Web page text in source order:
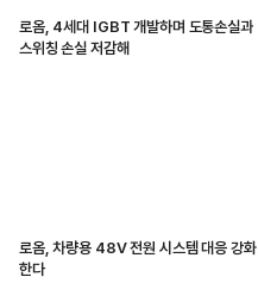
로옴, 4세대 IGBT 개발하며 도통손실과
스위칭 손실 저감해
로옴, 차량용 48V 전원 시스템 대응 강화
한다